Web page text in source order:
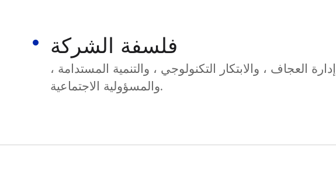
فلسفة الشركة
إدارة العجاف ، والابتكار التكنولوجي ، والتنمية المستدامة ،
والمسؤولية الاجتماعية.